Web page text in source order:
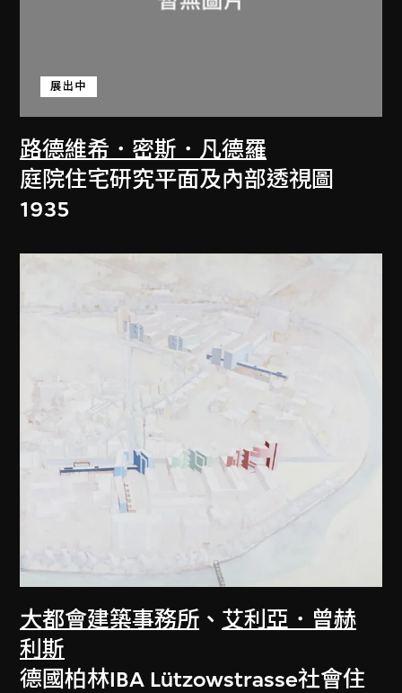
路德維希．密斯．凡德羅
展出中
庭院住宅研究平面及內部透視圖
1935
大都會建築事務所 、 艾利亞．曾赫
利斯
德國柏林IBA Lützowstrasse社會住